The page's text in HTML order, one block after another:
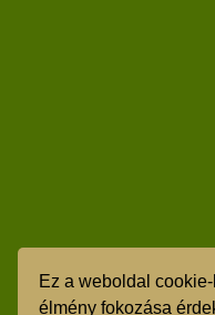
Ez a weboldal
élmény fokozása